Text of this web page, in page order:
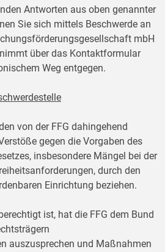
Antworten aus oben genannter
Sie sich mittels Beschwerde an
mbH
über das Kontaktformular
Weg entgegen.
von der FFG dahingehend
gegen die Vorgaben des
insbesondere Mängel bei der
durch den
Einrichtung beziehen.
ist, hat die FFG dem Bund
auszusprechen und Maßnahmen